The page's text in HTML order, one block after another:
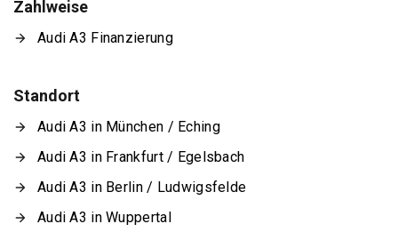
Zahlweise
Audi A3 Finanzierung
Standort
Audi A3 in München / Eching
Audi A3 in Frankfurt / Egelsbach
Audi A3 in Berlin / Ludwigsfelde
Audi A3 in Wuppertal